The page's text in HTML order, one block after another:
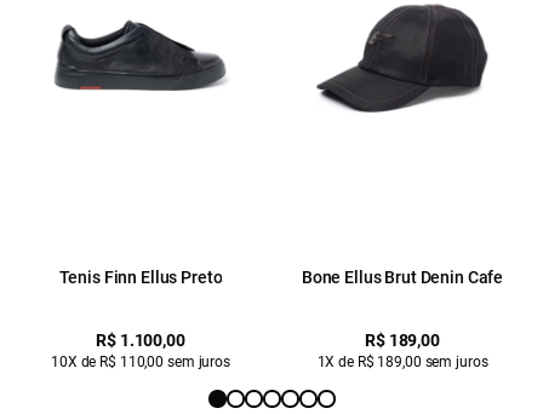
Tenis Finn Ellus Preto
R$ 1.100,00
10X de R$ 110,00 sem juros
Bone Ellus Brut Denin Cafe
R$ 189,00
1X de R$ 189,00 sem juros